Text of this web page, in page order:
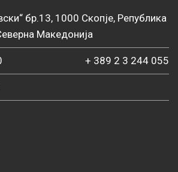
бр.13, 1000 Скопје, Република
Македонија
+ 389 2 3 244 055